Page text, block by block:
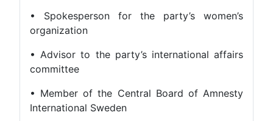
• Spokesperson for the party’s women’s
organization
• Advisor to the party’s international affairs
committee
• Member of the Central Board of Amnesty
International Sweden